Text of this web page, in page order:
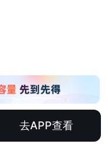
去APP查看